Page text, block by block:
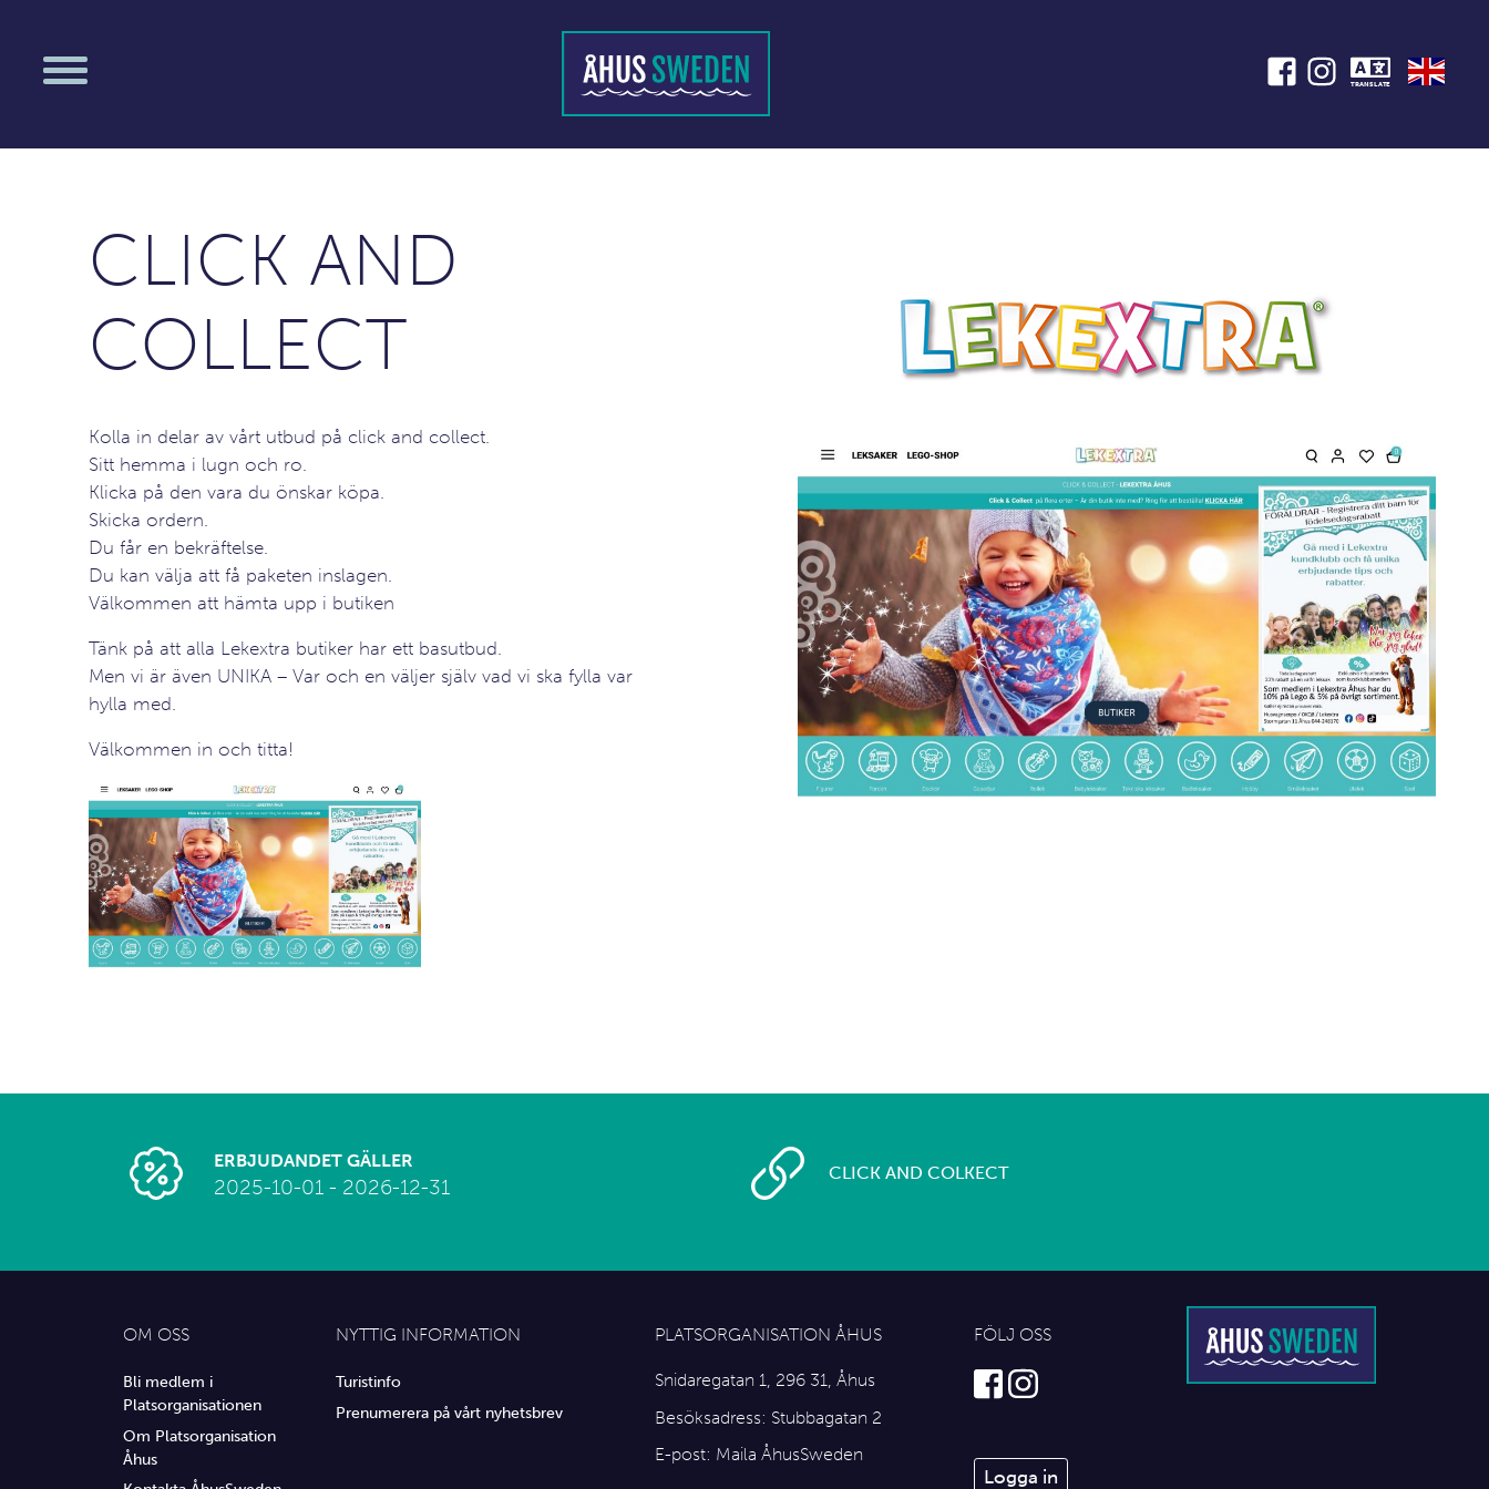
TRANSLATE
CLICK AND
COLLECT
Kolla in delar av vårt utbud på click and collect.
Sitt hemma i lugn och ro.
Klicka på den vara du önskar köpa.
Skicka ordern.
Du får en bekräftelse.
Du kan välja att få paketen inslagen.
Välkommen att hämta upp i butiken
Tänk på att alla Lekextra butiker har ett basutbud.
Men vi är även UNIKA – Var och en väljer själv vad vi ska fylla var
hylla med.
Välkommen in och titta!
ERBJUDANDET GÄLLER
2025-10-01 - 2026-12-31
CLICK AND COLKECT
OM OSS
Bli medlem i
Platsorganisationen
Om Platsorganisation
Åhus
NYTTIG INFORMATION
Turistinfo
Prenumerera på vårt nyhetsbrev
PLATSORGANISATION ÅHUS
Snidaregatan 1, 296 31, Åhus
Besöksadress: Stubbagatan 2
E-post: Maila ÅhusSweden
FÖLJ OSS
Logga in